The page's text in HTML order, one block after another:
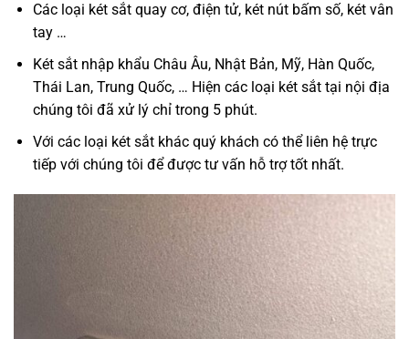
Các loại két sắt quay cơ, điện tử, két nút bấm số, két vân
tay …
Két sắt nhập khẩu Châu Âu, Nhật Bản, Mỹ, Hàn Quốc,
Thái Lan, Trung Quốc, … Hiện các loại két sắt tại nội địa
chúng tôi đã xử lý chỉ trong 5 phút.
Với các loại két sắt khác quý khách có thể liên hệ trực
tiếp với chúng tôi để được tư vấn hỗ trợ tốt nhất.